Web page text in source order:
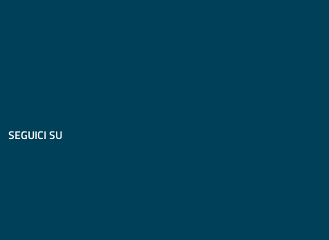
SEGUICI SU